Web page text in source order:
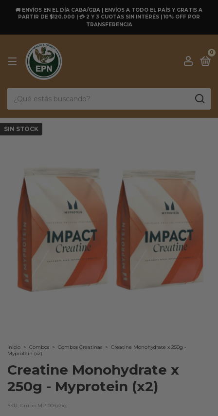
🚚 ENVÍOS EN EL DÍA CABA/GBA | ENVÍOS A TODO EL PAÍS Y GRATIS A
PARTIR DE $120.000 | 💳 2 Y 3 CUOTAS SIN INTERÉS | 10% OFF POR
TRANSFERENCIA
0
SIN STOCK
Inicio > Combos > Combos Creatinas > Creatine Monohydrate x 250g -
Myprotein (x2)
Creatine Monohydrate x
250g - Myprotein (x2)
SKU: Grupo-MP-004x2xx